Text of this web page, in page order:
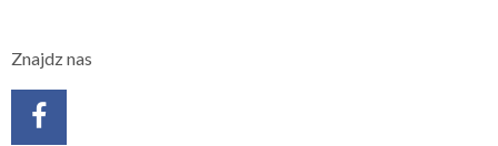
Znajdz nas